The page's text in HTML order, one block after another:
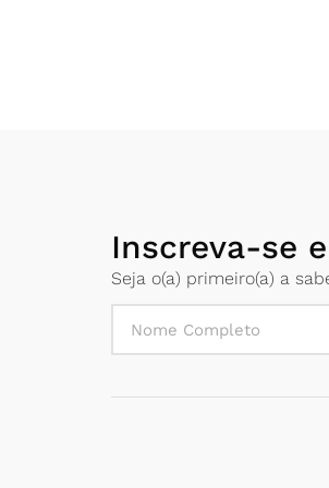
Inscreva-se
Seja o(a) primeiro(a) a